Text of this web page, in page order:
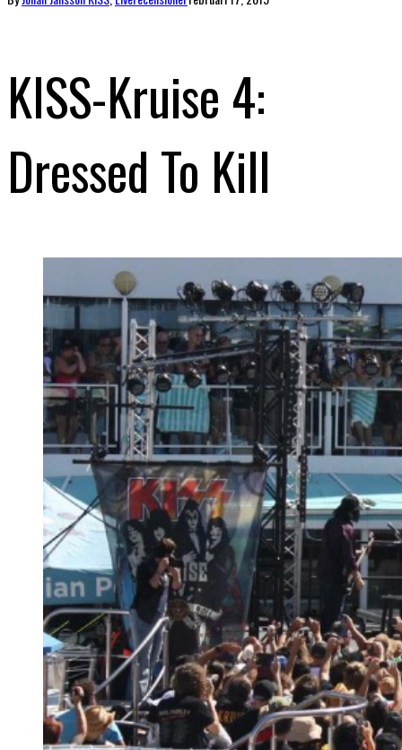
KISS-Kruise 4:
Dressed To Kill